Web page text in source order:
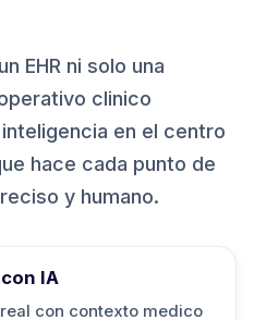
EHR ni solo una
clinico
en el centro
hace cada punto de
y humano.
IA
con contexto medico